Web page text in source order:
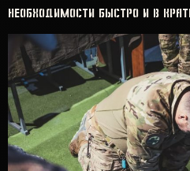
необходимости быстро и в